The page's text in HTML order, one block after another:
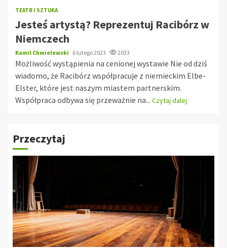
TEATR I SZTUKA
Jesteś artystą? Reprezentuj Racibórz w
Niemczech
Kamil Chmielewski 6 lutego 2023 2033
Możliwość wystąpienia na cenionej wystawie Nie od dziś
wiadomo, że Racibórz współpracuje z niemieckim Elbe-
Elster, które jest naszym miastem partnerskim.
Współpraca odbywa się przeważnie na... Czytaj dalej
Przeczytaj